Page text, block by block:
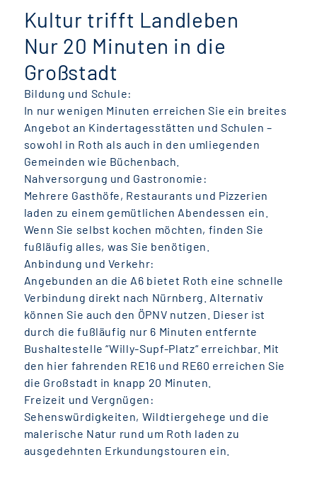
Kultur trifft Landleben
Nur 20 Minuten in die
Großstadt
Bildung und Schule:
In nur wenigen Minuten erreichen Sie ein breites
Angebot an Kindertagesstätten und Schulen –
sowohl in Roth als auch in den umliegenden
Gemeinden wie Büchenbach.
Nahversorgung und Gastronomie:
Mehrere Gasthöfe, Restaurants und Pizzerien
laden zu einem gemütlichen Abendessen ein.
Wenn Sie selbst kochen möchten, finden Sie
fußläufig alles, was Sie benötigen.
Anbindung und Verkehr:
Angebunden an die A6 bietet Roth eine schnelle
Verbindung direkt nach Nürnberg. Alternativ
können Sie auch den ÖPNV nutzen. Dieser ist
durch die fußläufig nur 6 Minuten entfernte
Bushaltestelle “Willy-Supf-Platz“ erreichbar. Mit
den hier fahrenden RE16 und RE60 erreichen Sie
die Großstadt in knapp 20 Minuten.
Freizeit und Vergnügen:
Sehenswürdigkeiten, Wildtiergehege und die
malerische Natur rund um Roth laden zu
ausgedehnten Erkundungstouren ein.